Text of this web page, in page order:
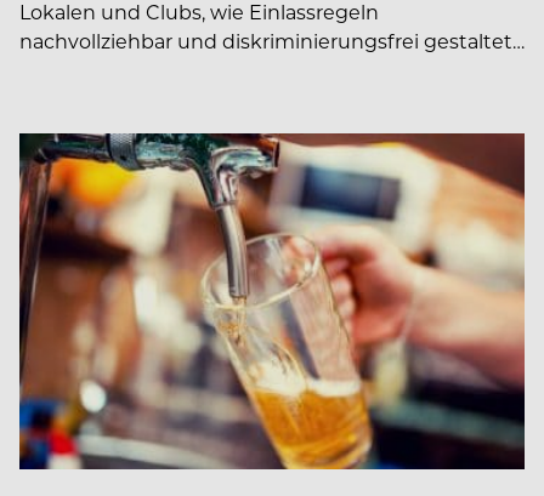
Lokalen und Clubs, wie Einlassregeln
nachvollziehbar und diskriminierungsfrei gestaltet…